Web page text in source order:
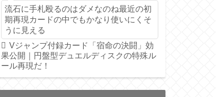
流石に手札殴るのはダメなのね最近の初
期再現カードの中でもかなり使いにくそ
うに見える
Vジャンプ付録カード「宿命の決闘」効
果公開｜円盤型デュエルディスクの特殊ル
ール再現だ！